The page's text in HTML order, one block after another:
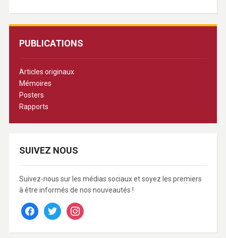
PUBLICATIONS
Articles originaux
Mémoires
Posters
Rapports
SUIVEZ NOUS
Suivez-nous sur les médias sociaux et soyez les premiers
à être informés de nos nouveautés !
facebooktwitter instagram